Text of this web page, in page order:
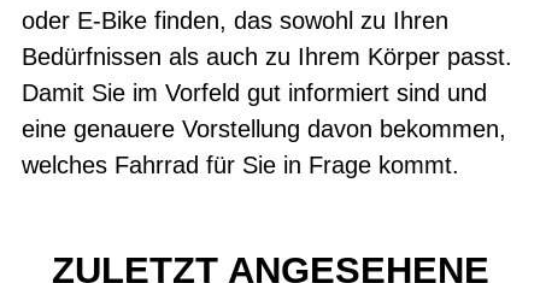
oder E-Bike finden, das sowohl zu Ihren
Bedürfnissen als auch zu Ihrem Körper passt.
Damit Sie im Vorfeld gut informiert sind und
eine genauere Vorstellung davon bekommen,
welches Fahrrad für Sie in Frage kommt.
ZULETZT ANGESEHENE